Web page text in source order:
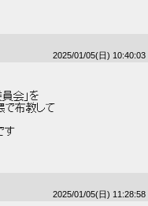
2025/01/05(日) 10:40:03
会」を
で布教して
す
2025/01/05(日) 11:28:58